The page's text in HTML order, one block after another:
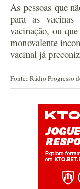
As pessoas que
para as
vacinação, ou
monovalente
vacinal já
Fonte: Rádio Progresso